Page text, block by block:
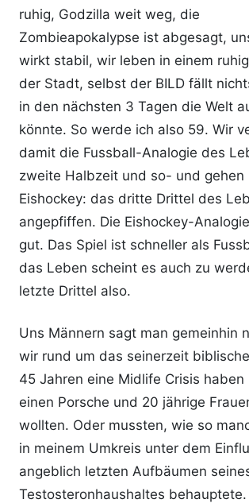
ruhig, Godzilla weit weg, die
Zombieapokalypse ist abgesagt,
wirkt stabil, wir leben in einem
der Stadt, selbst der BILD fällt
in den nächsten 3 Tagen die Welt
könnte. So werde ich also 59. Wir
damit die Fussball-Analogie des
zweite Halbzeit und so- und gehen
Eishockey: das dritte Drittel des
angepfiffen. Die Eishockey-
gut. Das Spiel ist schneller als
das Leben scheint es auch zu
letzte Drittel also.
Uns Männern sagt man gemeinhin
wir rund um das seinerzeit
45 Jahren eine Midlife Crisis haben
einen Porsche und 20 jährige
wollten. Oder mussten, wie so
in meinem Umkreis unter dem
angeblich letzten Aufbäumen
Testosteronhaushaltes